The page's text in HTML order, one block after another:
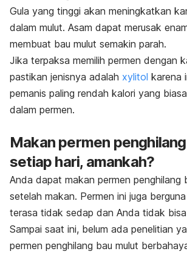
Gula yang tinggi akan meningkatkan
dalam mulut. Asam dapat merusak
membuat bau mulut semakin parah.
Jika terpaksa memilih permen dengan
pastikan jenisnya adalah xylitol karena
pemanis paling rendah kalori yang
dalam permen.
Makan permen
setiap hari, amankah?
Anda dapat makan permen penghilang
setelah makan. Permen ini juga
terasa tidak sedap dan Anda tidak
Sampai saat ini, belum ada penelitian
permen penghilang bau mulut